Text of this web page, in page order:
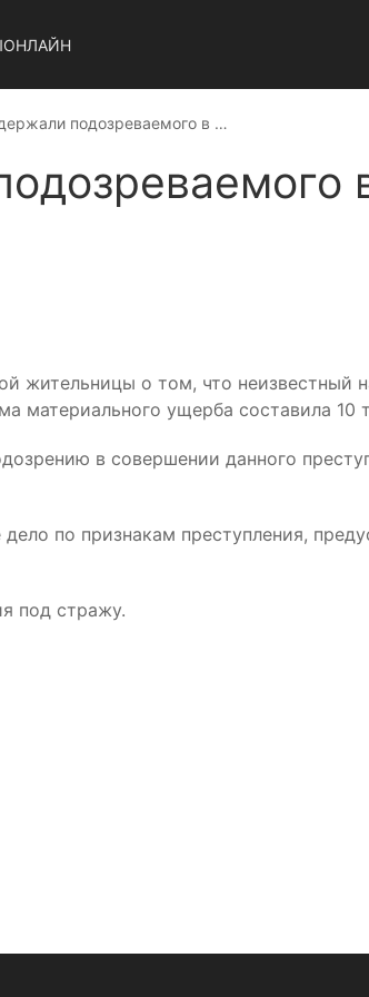
ОНЛАЙН
подозреваемого в …
жительницы о том, что неизвестный
материального ущерба составила 10
в совершении данного
по признакам преступления,
под стражу.